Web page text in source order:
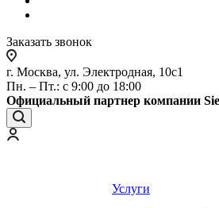
Заказать звонок
г. Москва, ул. Электродная, 10с1
Пн. – Пт.: с 9:00 до 18:00
Официальный партнер компании
Услуги